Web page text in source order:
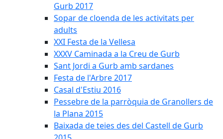
Gurb 2017
Sopar de cloenda de les activitats per
adults
XXI Festa de la Vellesa
XXXV Caminada a la Creu de Gurb
Sant Jordi a Gurb amb sardanes
Festa de l'Arbre 2017
Casal d'Estiu 2016
Pessebre de la parròquia de Granollers de
la Plana 2015
Baixada de teies des del Castell de Gurb